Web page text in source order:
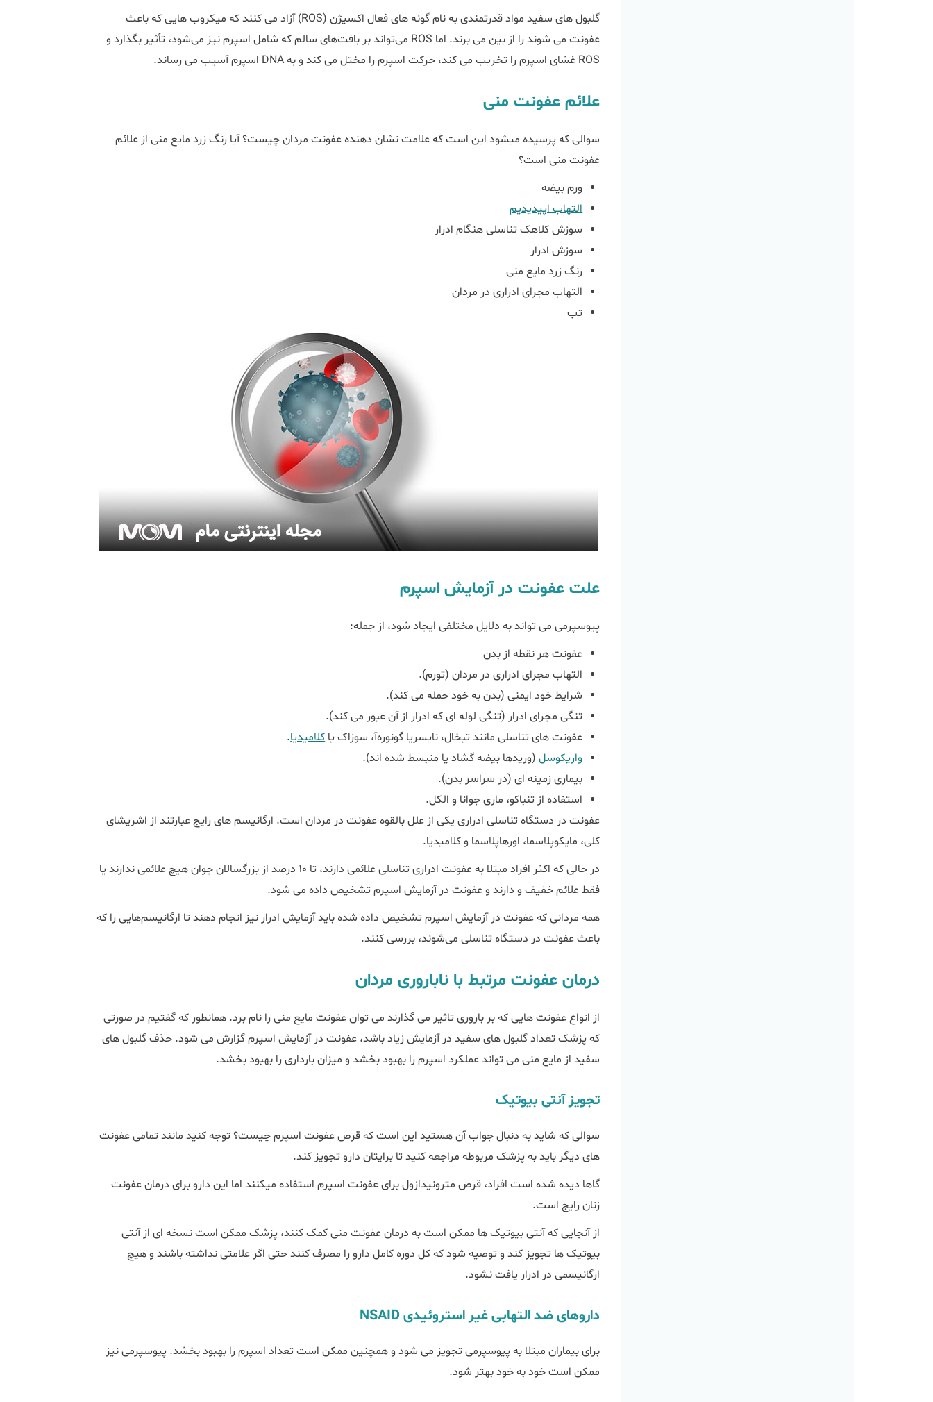
گلبول های سفید مواد قدرتمندی به نام گونه های فعال اکسیژن (ROS) آزاد می کنند که میکروب هایی که باعث
عفونت می شوند را از بین می برند. اما ROS می‌تواند بر بافت‌های سالم که شامل اسپرم نیز می‌شود، تأثیر بگذارد و
ROS غشای اسپرم را تخریب می کند، حرکت اسپرم را مختل می کند و به DNA اسپرم آسیب می رساند.
علائم عفونت منی
سوالی که پرسیده میشود این است که علامت نشان دهنده عفونت مردان چیست؟ آیا رنگ زرد مایع منی از علائم
عفونت منی است؟
ورم بیضه
التهاب اپیدیدیم
سوزش کلاهک تناسلی هنگام ادرار
سوزش ادرار
رنگ زرد مایع منی
التهاب مجرای ادراری در مردان
تب
علت عفونت در آزمایش اسپرم
پیوسپرمی می تواند به دلایل مختلفی ایجاد شود، از جمله:
عفونت هر نقطه از بدن
التهاب مجرای ادراری در مردان (تورم).
شرایط خود ایمنی (بدن به خود حمله می کند).
تنگی مجرای ادرار (تنگی لوله ای که ادرار از آن عبور می کند).
عفونت های تناسلی مانند تبخال، نایسریا گونوره‌آ، سوزاک یاکلامیدیا.
واریکوسل(وریدها بیضه گشاد یا منبسط شده اند).
بیماری زمینه ای (در سراسر بدن).
استفاده از تنباکو، ماری جوانا و الکل.
عفونت در دستگاه تناسلی ادراری یکی از علل بالقوه عفونت در مردان است. ارگانیسم های رایج عبارتند از اشریشای
کلی، مایکوپلاسما، اورهاپلاسما و کلامیدیا.
در حالی که اکثر افراد مبتلا به عفونت ادراری تناسلی علائمی دارند، تا 10 درصد از بزرگسالان جوان هیچ علائمی ندارند یا
فقط علائم خفیف و دارند و عفونت در آزمایش اسپرم تشخیص داده می شود.
همه مردانی که عفونت در آزمایش اسپرم تشخیص داده شده باید آزمایش ادرار نیز انجام دهند تا ارگانیسم‌هایی را که
باعث عفونت در دستگاه تناسلی می‌شوند، بررسی کنند.
درمان عفونت مرتبط با ناباروری مردان
از انواع عفونت هایی که بر باروری تاثیر می گذارند می توان عفونت مایع منی را نام برد. همانطور که گفتیم در صورتی
که پزشک تعداد گلبول های سفید در آزمایش زیاد باشد، عفونت در آزمایش اسپرم گزارش می شود. حذف گلبول های
سفید از مایع منی می تواند عملکرد اسپرم را بهبود بخشد و میزان بارداری را بهبود بخشد.
تجویز آنتی بیوتیک
سوالی که شاید به دنبال جواب آن هستید این است که قرص عفونت اسپرم چیست؟ توجه کنید مانند تمامی عفونت
های دیگر باید به پزشک مربوطه مراجعه کنید تا برایتان دارو تجویز کند.
گاها دیده شده است افراد، قرص مترونیدازول برای عفونت اسپرم استفاده میکنند اما این دارو برای درمان عفونت
زنان رایج است.
از آنجایی که آنتی بیوتیک ها ممکن است به درمان عفونت منی کمک کنند، پزشک ممکن است نسخه ای از آنتی
بیوتیک ها تجویز کند و توصیه شود که کل دوره کامل دارو را مصرف کنند حتی اگر علامتی نداشته باشند و هیچ
ارگانیسمی در ادرار یافت نشود.
داروهای ضد التهابی غیر استروئیدی NSAID
برای بیماران مبتلا به پیوسپرمی تجویز می شود و همچنین ممکن است تعداد اسپرم را بهبود بخشد. پیوسپرمی نیز
ممکن است خود به خود بهتر شود.